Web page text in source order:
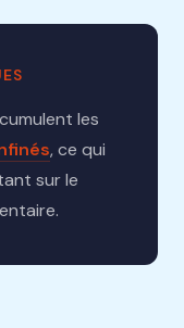
les
, ce qui
sur le